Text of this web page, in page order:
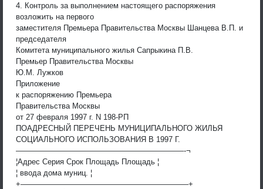
4. Контроль за выполнением настоящего распоряжения
возложить на первого
заместителя Премьера Правительства Москвы Шанцева В.П. и
председателя
Комитета муниципального жилья Сапрыкина П.В.
Премьер Правительства Москвы
Ю.М. Лужков
Приложение
к распоряжению Премьера
Правительства Москвы
от 27 февраля 1997 г. N 198-РП
ПОАДРЕСНЫЙ ПЕРЕЧЕНЬ МУНИЦИПАЛЬНОГО ЖИЛЬЯ
СОЦИАЛЬНОГО ИСПОЛЬЗОВАНИЯ В 1997 Г.
——————————————————————-¬
¦Адрес Серия Срок Площадь Площадь ¦
¦ ввода дома муниц. ¦
+——————————————————————+